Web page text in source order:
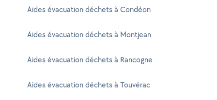
Aides évacuation déchets à Condéon
Aides évacuation déchets à Montjean
Aides évacuation déchets à Rancogne
Aides évacuation déchets à Touvérac